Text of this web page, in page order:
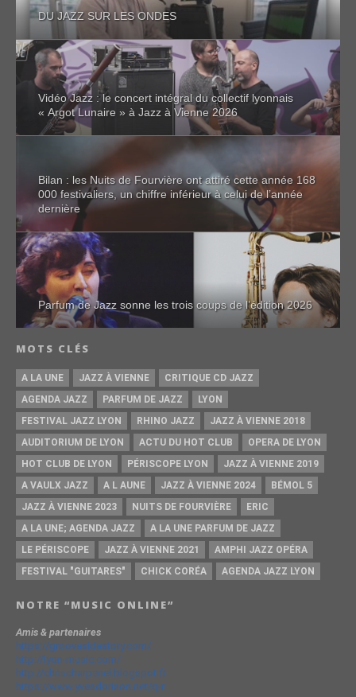
DU JAZZ SUR LES ONDES
Vidéo Jazz : le concert intégral du collectif lyonnais
« Argot Lunaire » à Jazz à Vienne 2026
Bilan : les Nuits de Fourvière ont attiré cette année 168
000 festivaliers, un chiffre inférieur à celui de l’année
dernière
Parfum de Jazz sonne les trois coups de l’édition 2026
MOTS CLÉS
A LA UNE JAZZ À VIENNE
CRITIQUE CD JAZZ
AGENDA JAZZ
PARFUM DE JAZZ
LYON
FESTIVAL JAZZ LYON
RHINO JAZZ
JAZZ À VIENNE 2018
AUDITORIUM DE LYON
ACTU DU HOT CLUB
OPERA DE LYON
HOT CLUB DE LYON
PÉRISCOPE LYON
JAZZ À VIENNE 2019
A VAULX JAZZ
A L AUNE JAZZ À VIENNE 2024
BÉMOL 5
JAZZ À VIENNE 2023
NUITS DE FOURVIÈRE
ERIC
A LA UNE; AGENDA JAZZ
A LA UNE PARFUM DE JAZZ
LE PÉRISCOPE
JAZZ À VIENNE 2021
AMPHI JAZZ OPÉRA
FESTIVAL "GUITARES"
CHICK CORÉA AGENDA JAZZ LYON
NOTRE “MUSIC ONLINE”
Amis & partenaires
https://groovesidestory.com/
http://lyon-music.com/
http://chrischarpenel.blogspot.fr
https://www.yvesdorison.net/q-r